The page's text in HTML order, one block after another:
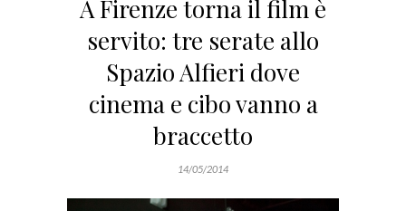
A Firenze torna il film è
servito: tre serate allo
Spazio Alfieri dove
cinema e cibo vanno a
braccetto
14/05/2014